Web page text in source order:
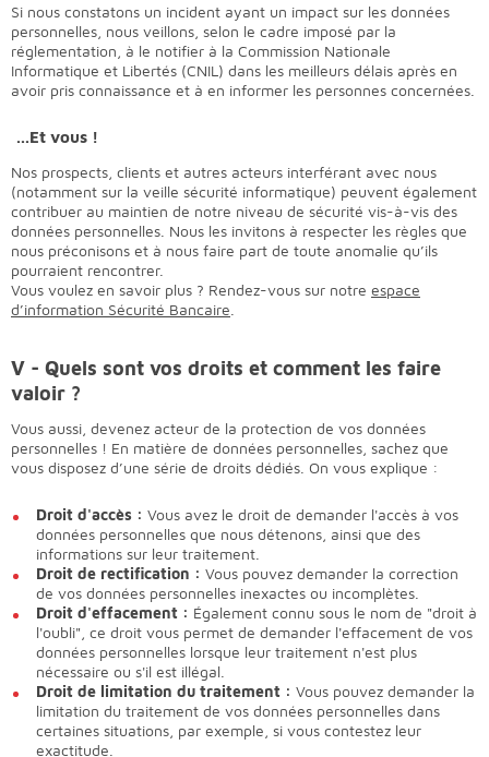
Si nous constatons un incident ayant un impact sur les données
personnelles, nous veillons, selon le cadre imposé par la
réglementation, à le notifier à la Commission Nationale
Informatique et Libertés (CNIL) dans les meilleurs délais après en
avoir pris connaissance et à en informer les personnes concernées.
...Et vous !
Nos prospects, clients et autres acteurs interférant avec nous
(notamment sur la veille sécurité informatique) peuvent également
contribuer au maintien de notre niveau de sécurité vis-à-vis des
données personnelles. Nous les invitons à respecter les règles que
nous préconisons et à nous faire part de toute anomalie qu’ils
pourraient rencontrer.
Vous voulez en savoir plus ? Rendez-vous sur notre espace
d’information Sécurité Bancaire
V - Quels sont vos droits et comment les faire
valoir ?
Vous aussi, devenez acteur de la protection de vos données
personnelles ! En matière de données personnelles, sachez que
vous disposez d’une série de droits dédiés. On vous explique :
Droit d'accès : Vous avez le droit de demander l'accès à vos
données personnelles que nous détenons, ainsi que des
informations sur leur traitement.
Droit de rectification : Vous pouvez demander la correction
de vos données personnelles inexactes ou incomplètes.
Droit d'effacement : Également connu sous le nom de "droit à
l'oubli", ce droit vous permet de demander l'effacement de vos
données personnelles lorsque leur traitement n'est plus
nécessaire ou s'il est illégal.
Droit de limitation du traitement : Vous pouvez demander la
limitation du traitement de vos données personnelles dans
certaines situations, par exemple, si vous contestez leur
exactitude.